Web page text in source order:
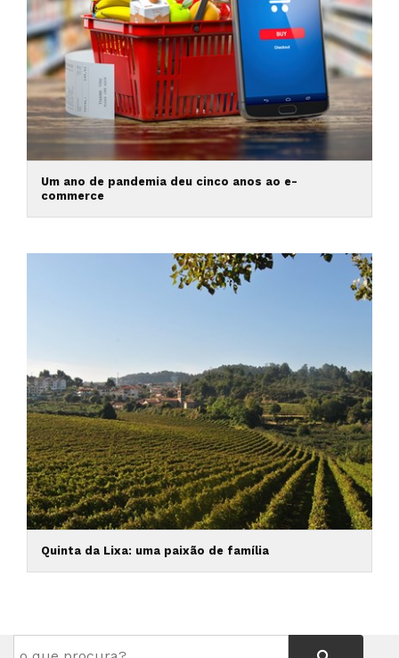
Um ano de pandemia deu cinco anos ao e-
commerce
Quinta da Lixa: uma paixão de família